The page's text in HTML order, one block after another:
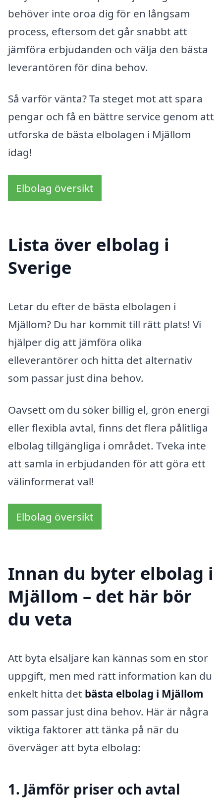
behöver inte oroa dig för en långsam
process, eftersom det går snabbt att
jämföra erbjudanden och välja den bästa
leverantören för dina behov.
Så varför vänta? Ta steget mot att spara
pengar och få en bättre service genom att
utforska de bästa elbolagen i Mjällom
idag!
Elbolag översikt
Lista över elbolag i
Sverige
Letar du efter de bästa elbolagen i
Mjällom? Du har kommit till rätt plats! Vi
hjälper dig att jämföra olika
elleverantörer och hitta det alternativ
som passar just dina behov.
Oavsett om du söker billig el, grön energi
eller flexibla avtal, finns det flera pålitliga
elbolag tillgängliga i området. Tveka inte
att samla in erbjudanden för att göra ett
välinformerat val!
Elbolag översikt
Innan du byter elbolag i
Mjällom – det här bör
du veta
Att byta elsäljare kan kännas som en stor
uppgift, men med rätt information kan du
enkelt hitta det bästa elbolag i Mjällom
som passar just dina behov. Här är några
viktiga faktorer att tänka på när du
överväger att byta elbolag:
1. Jämför priser och avtal